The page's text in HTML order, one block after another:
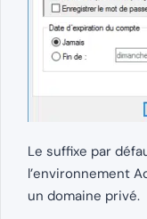
Le suffixe par
l’environnement
un domaine privé.